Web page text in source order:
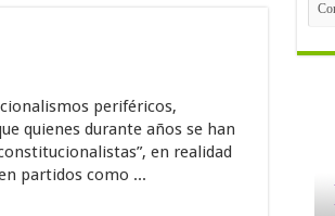
periféricos,
quienes durante años se han
en realidad
partidos como ...